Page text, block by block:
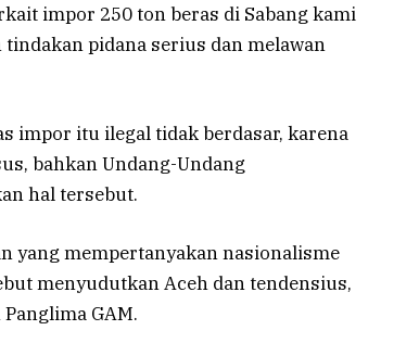
impor 250 ton beras di Sabang kami
pidana serius dan melawan
impor itu ilegal tidak berdasar, karena
bahkan Undang-Undang
hal tersebut.
yang mempertanyakan nasionalisme
menyudutkan Aceh dan tendensius,
GAM.